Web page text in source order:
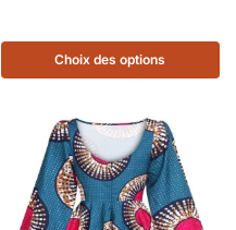
Choix des options